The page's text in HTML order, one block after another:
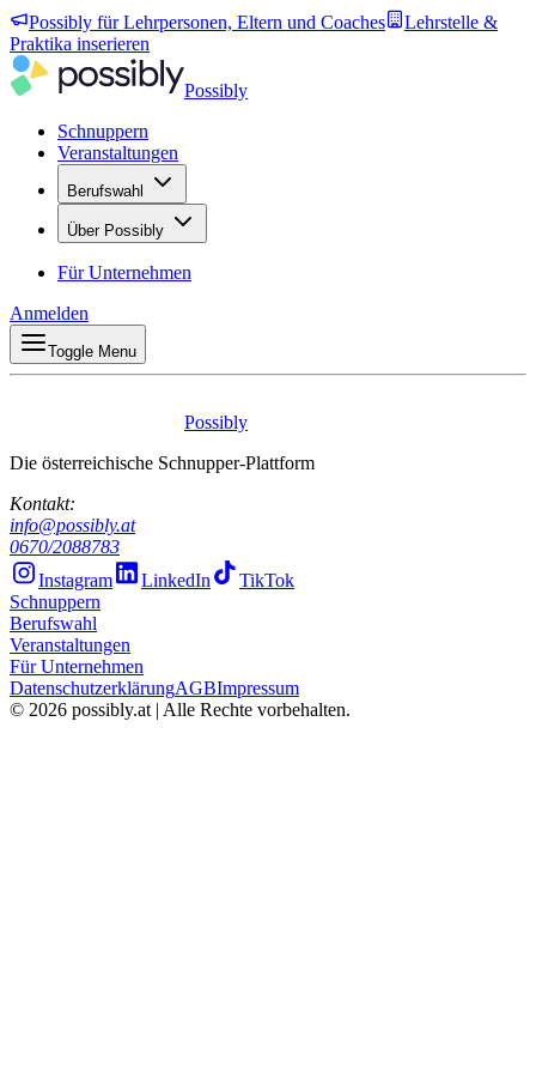
Possibly für Lehrpersonen, Eltern und Coaches
Lehrstelle &
Praktika inserieren
Possibly
Schnuppern
Veranstaltungen
Berufswahl
Über Possibly
Für Unternehmen
Anmelden
Toggle Menu
Possibly
Die österreichische Schnupper-Plattform
Kontakt:
info@possibly.at
0670/2088783
Instagram
LinkedIn
TikTok
Schnuppern
Berufswahl
Veranstaltungen
Für Unternehmen
DatenschutzerklärungAGBImpressum
© 2026 possibly.at | Alle Rechte vorbehalten.